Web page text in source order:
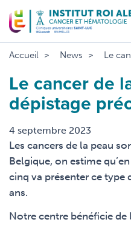
au
contenu
principal
Accueil News Le
Le cancer de
dépistage
4 septembre 2023
Les cancers de la peau
Belgique, on estime
cinq va présenter ce type
ans.
Notre centre bénéficie de